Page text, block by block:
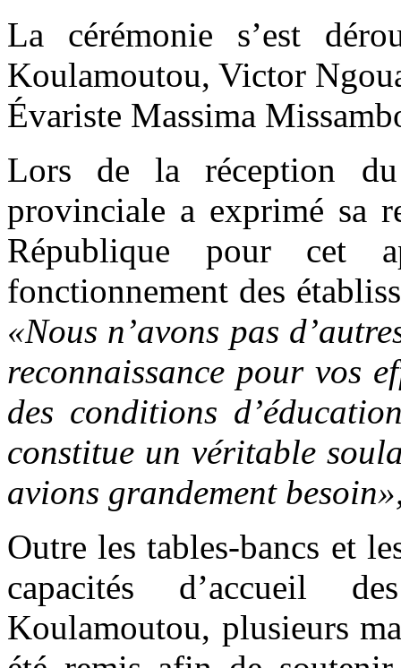
La cérémonie s’est
Koulamoutou, Victor
Évariste Massima
Lors de la réception du
provinciale a exprimé sa
République pour cet
fonctionnement des
«Nous n’avons pas
reconnaissance pour vos
des conditions
constitue un véritable
avions grandement
Outre les tables-bancs et
capacités d’accueil
Koulamoutou, plusieurs